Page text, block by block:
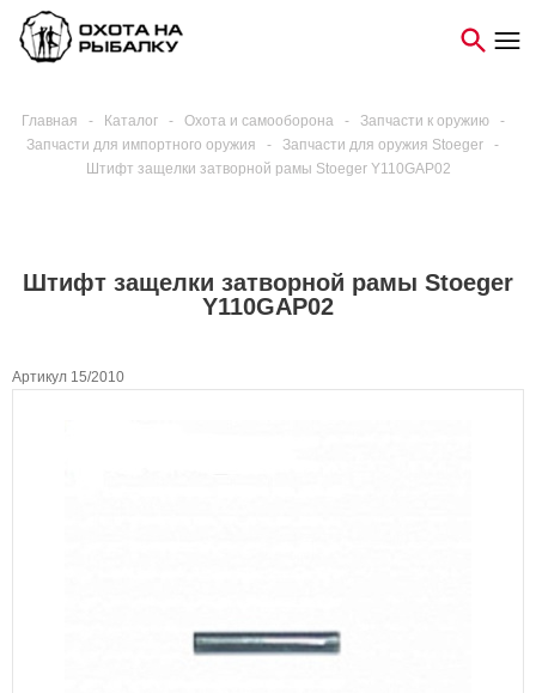
Главная - Каталог - Охота и самооборона - Запчасти к оружию
-
Запчасти для импортного оружия
- Запчасти для оружия Stoeger
-
Штифт защелки затворной рамы Stoeger Y110GAP02
Штифт защелки затворной рамы Stoeger
Y110GAP02
Артикул 15/2010